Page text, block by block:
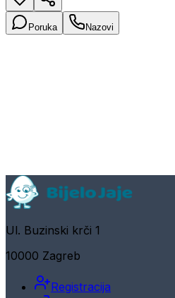
Poruka Nazovi
Ul. Buzinski krči 1
10000 Zagreb
Registracija